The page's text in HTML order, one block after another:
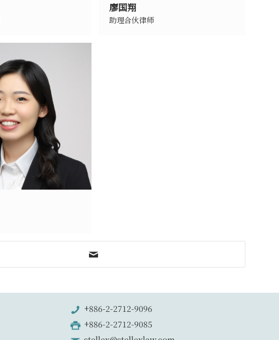
廖国翔
助理合伙律师
+886-2-2712-9096
+886-2-2712-9085